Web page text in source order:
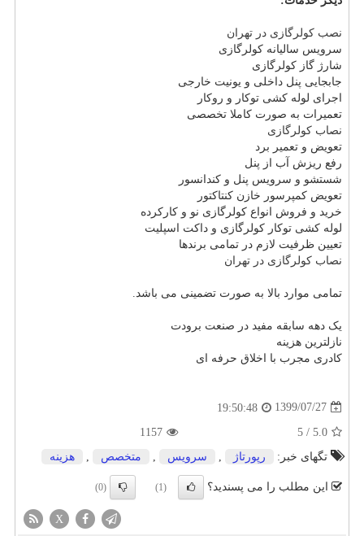
نصب کولرگازی در تهران
سرویس سالیانه کولرگازی
شارژ گاز کولرگازی
جابجایی پنل داخلی و یونیت خارجی
اجرای لوله کشی توکار و روکار
تعمیرات به صورت کاملا تخصصی
نصاب کولرگازی
تعویض و تعمیر برد
رفع ریزش آب از پنل
شستشو و سرویس پنل و کندانسور
تعویض کمپرسور خازن کنتاکتور
خرید و فروش انواع کولرگازی نو و کارکرده
لوله کشی توکار کولرگازی و داکت اسپلیت
تعیین ظرفیت لازم در تمامی برندها
نصاب کولرگازی در تهران
تمامی موارد بالا به صورت تضمینی می باشد.
یک دهه سابقه مفید در صنعت برودت
نازلترین هزینه
کادری مجرب با اخلاق حرفه ای
1399/07/27
19:50:48
5.0
/
5
1157
تگهای خبر:
رپورتاژ سرویس متخصص هزینه
این مطلب را می پسندید؟ (1)
(0)
X